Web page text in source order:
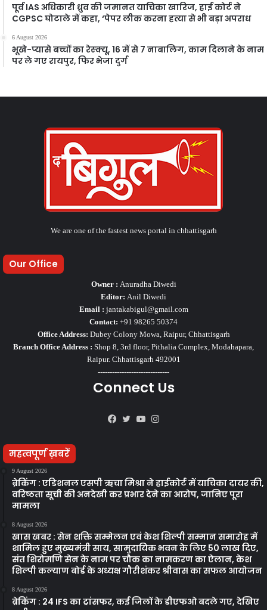
पूर्व IAS अधिकारी ध्रुव की जमानत याचिका खारिज, हाई कोर्ट ने
CGPSC घोटाले में कहा, ‘पेपर लीक करना हत्या से भी बड़ा अपराध
6 August 2026
भूखे-प्यासे बच्चों का रेस्क्यू, 16 में से 7 नाबालिग, काम दिलाने के नाम
पर ले गए रायपुर, फिर भेजा दुर्ग
We are one of the fastest news portal in chhattisgarh
Our Office
Owner : Anuradha Diwedi
Editor: Anil Diwedi
Email : jantakabigul@gmail.com
Contact: +91 98265 50374
Office Address: Dubey Colony Mowa, Raipur, Chhattisgarh
Branch Office Address : Shop 8, 3rd floor, Pithalia Complex, Modahapara,
Raipur. Chhattisgarh 492001
------------------------------
Connect Us
Facebook
TwitterYouTube
महत्वपूर्ण ख़बरें
9 August 2026
ब्रेकिंग : एडिशनल एसपी ऋचा मिश्रा ने हाईकोर्ट में याचिका दायर की,
वरिष्ठता सूची की अनदेखी कर प्रभार देने का आरोप, जानिए पूरा
मामला
8 August 2026
खास खबर : सेन शक्ति सम्मेलन एवं केश शिल्पी सम्मान समारोह में
शामिल हुए मुख्यमंत्री साय, सामुदायिक भवन के लिए 50 लाख दिए,
संत शिरोमणि सेन के नाम पर चौक का नामकरण का ऐलान, केश
शिल्पी कल्याण बोर्ड के अध्यक्ष गौरीशंकर श्रीवास का सफल आयोजन
8 August 2026
ब्रेकिंग : 24 IFS का ट्रांसफर, कई जिलों के डीएफओ बदले गए, देखिए